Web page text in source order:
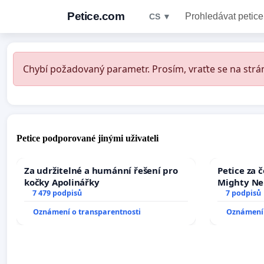
Petice.com CS ▼ Prohledávat petice
Chybí požadovaný parametr. Prosím, vraťte se na
Petice podporované jinými uživateli
Za udržitelné a humánní řešení pro
kočky Apolinářky
7 479 podpisů
Oznámení o transparentnosti
Petice za
Mighty
7 podpisů